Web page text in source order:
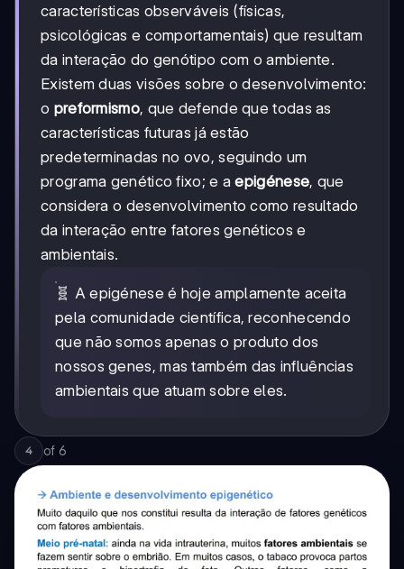
características observáveis (físicas,
psicológicas e comportamentais) que resultam
da interação do genótipo com o ambiente.
Existem duas visões sobre o desenvolvimento:
o preformismo, que defende que todas as
características futuras já estão
predeterminadas no ovo, seguindo um
programa genético fixo; e aepigénese, que
considera o desenvolvimento como resultado
da interação entre fatores genéticos e
ambientais.
🧬 A epigénese é hoje amplamente aceita
pela comunidade científica, reconhecendo
que não somos apenas o produto dos
nossos genes, mas também das influências
ambientais que atuam sobre eles.
4 of 6